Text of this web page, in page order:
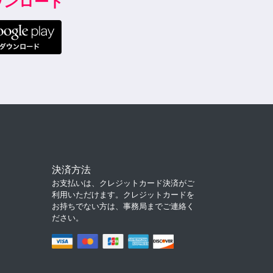
決済方法
お支払いは、クレジットカード決済がご
利用いただけます。クレジットカードを
お持ちでない方は、事務局までご連絡く
ださい。